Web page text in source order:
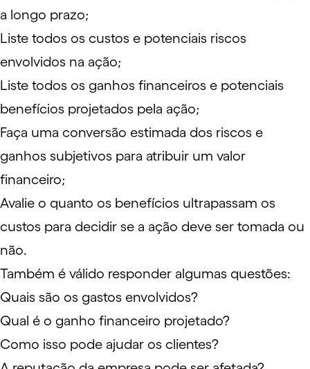
a longo prazo;
Liste todos os custos e potenciais riscos
envolvidos na ação;
Liste todos os ganhos financeiros e potenciais
benefícios projetados pela ação;
Faça uma conversão estimada dos riscos e
ganhos subjetivos para atribuir um valor
financeiro;
Avalie o quanto os benefícios ultrapassam os
custos para decidir se a ação deve ser tomada ou
não.
Também é válido responder algumas questões:
Quais são os gastos envolvidos?
Qual é o ganho financeiro projetado?
Como isso pode ajudar os clientes?